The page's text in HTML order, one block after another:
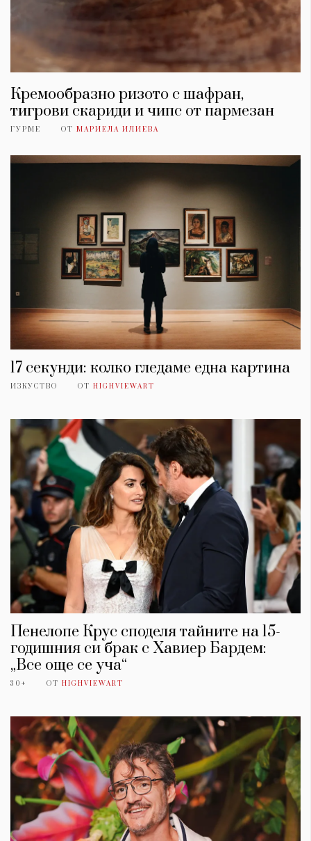
Кремообразно ризото с шафран,
тигрови скариди и чипс от пармезан
ГУРМЕ ОТ МАРИЕЛА ИЛИЕВА
17 секунди: колко гледаме една картина
ИЗКУСТВО ОТ HIGHVIEWART
Пенелопе Крус споделя тайните на 15-
годишния си брак с Хавиер Бардем:
„Все още се уча“
30+ ОТ HIGHVIEWART